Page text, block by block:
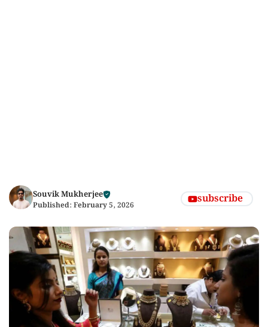
Souvik Mukherjee
Published: February 5, 2026 subscribe